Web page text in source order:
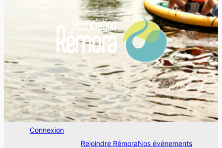
Connexion
Rejoindre RémoraNos événements